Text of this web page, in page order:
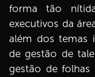
forma tão
executivos da
além dos temas
de gestão de
gestão de folhas